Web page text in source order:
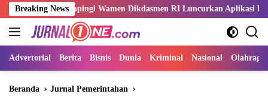
Langsung
ke
konten
Breaking News
Dampingi Wamen Dikdasmen RI Luncurkan Aplikasi Bungo Pintar
Advertorial Berita Bisnis Dunia Kriminal Nasional Olahraga
Beranda Jurnal Pemerintahan